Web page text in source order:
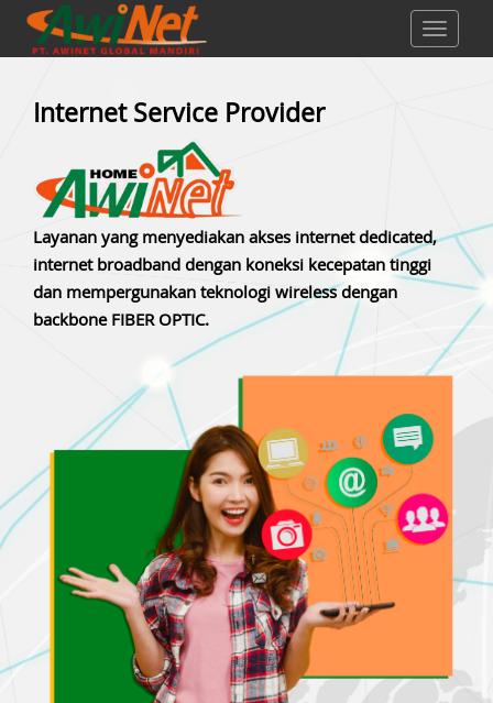
Toggle
Internet Service Provider
Layanan yang menyediakan akses internet dedicated,
internet broadband dengan koneksi kecepatan tinggi
dan mempergunakan teknologi wireless dengan
backbone FIBER OPTIC.